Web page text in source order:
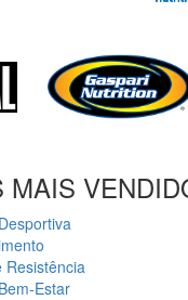
MAIS
Resistência
Estar